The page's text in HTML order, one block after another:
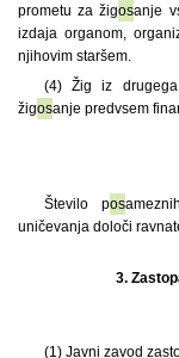
prometu za žigosanje
izdaja organom,
njihovim staršem.
(4) Žig iz
žigosanje predvsem
Število pos
uničevanja določi
3.
(1) Javni zavod